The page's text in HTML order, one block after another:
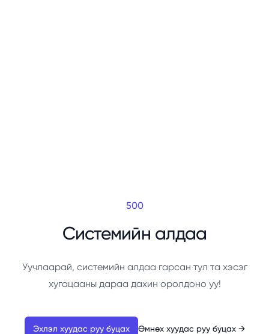
500
Системийн алдаа
Уучлаарай, системийн алдаа гарсан тул та хэсэг
хугацааны дараа дахин оролдоно уу!
Эхлэл хуудас руу буцах Өмнөх хуудас руу буцах →